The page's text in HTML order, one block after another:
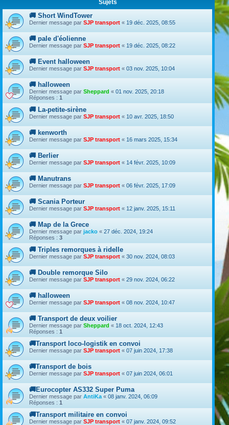
Sujets
🚚 Short WindTower
Dernier message par SJP transport « 19 déc. 2025, 08:55
🚚 pale d'éolienne
Dernier message par SJP transport « 19 déc. 2025, 08:22
🚚 Event halloween
Dernier message par SJP transport « 03 nov. 2025, 10:04
🚚 halloween
Dernier message par Sheppard « 01 nov. 2025, 20:18
Réponses : 1
🚚 La-petite-sirène
Dernier message par SJP transport « 10 avr. 2025, 18:50
🚚 kenworth
Dernier message par SJP transport « 16 mars 2025, 15:34
🚚 Berlier
Dernier message par SJP transport « 14 févr. 2025, 10:09
🚚 Manutrans
Dernier message par SJP transport « 06 févr. 2025, 17:09
🚚 Scania Porteur
Dernier message par SJP transport « 12 janv. 2025, 15:11
🚚 Map de la Grece
Dernier message par jacko « 27 déc. 2024, 19:24
Réponses : 3
🚚 Triples remorques à ridelle
Dernier message par SJP transport « 30 nov. 2024, 08:03
🚚 Double remorque Silo
Dernier message par SJP transport « 29 nov. 2024, 06:22
🚚 halloween
Dernier message par SJP transport « 08 nov. 2024, 10:47
🚚 Transport de deux voilier
Dernier message par Sheppard « 18 oct. 2024, 12:43
Réponses : 1
🚚Transport loco-logistik en convoi
Dernier message par SJP transport « 07 juin 2024, 17:38
🚚Transport de bois
Dernier message par SJP transport « 07 juin 2024, 06:01
🚚Eurocopter AS332 Super Puma
Dernier message par AntiKa « 08 janv. 2024, 06:09
Réponses : 1
🚚Transport militaire en convoi
Dernier message par SJP transport « 07 janv. 2024, 09:52